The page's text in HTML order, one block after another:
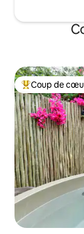
Coups de cœur
Coup de